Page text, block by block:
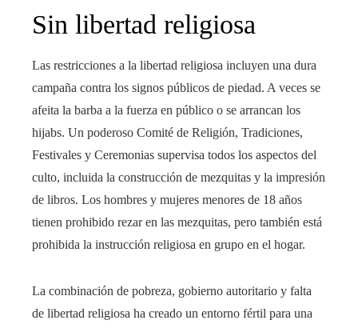
Sin libertad religiosa
Las restricciones a la libertad religiosa incluyen una dura
campaña contra los signos públicos de piedad. A veces se
afeita la barba a la fuerza en público o se arrancan los
hijabs. Un poderoso Comité de Religión, Tradiciones,
Festivales y Ceremonias supervisa todos los aspectos del
culto, incluida la construcción de mezquitas y la impresión
de libros. Los hombres y mujeres menores de 18 años
tienen prohibido rezar en las mezquitas, pero también está
prohibida la instrucción religiosa en grupo en el hogar.
La combinación de pobreza, gobierno autoritario y falta
de libertad religiosa ha creado un entorno fértil para una